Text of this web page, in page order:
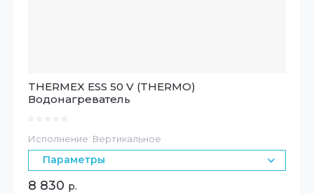
THERMEX ESS 50 V (THERMO)
Водонагреватель
Исполнение: Вертикальное
Параметры
8 830 р.